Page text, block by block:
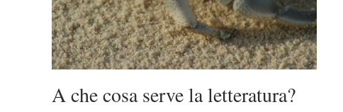
A che cosa serve la letteratura?